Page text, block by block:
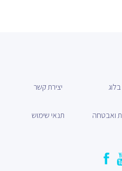
בלוג יצירת קשר
ואבטחה תנאי שימוש